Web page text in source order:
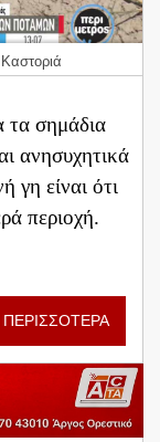
Καστοριά
τα σημάδια
ανησυχητικά
γη είναι ότι
περιοχή.
ΠΕΡΙΣΣΟΤΕΡΑ